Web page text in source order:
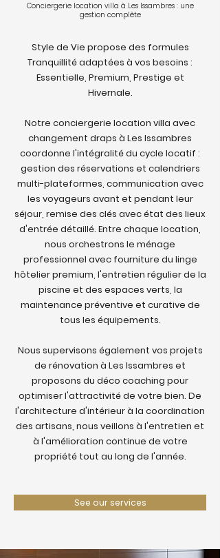
Conciergerie location villa à Les Issambres : une
gestion complète
Style de Vie propose des formules
Tranquillité adaptées à vos besoins :
Essentielle, Premium, Prestige et
Hivernale.
Notre conciergerie location villa avec
changement draps à Les Issambres
coordonne l'intégralité du cycle locatif :
gestion des réservations et calendriers
multi-plateformes, communication avec
les voyageurs avant et pendant leur
séjour, remise des clés avec état des lieux
d'entrée détaillé. Entre chaque location,
nous orchestrons le ménage
professionnel avec fourniture du linge
hôtelier premium, l'entretien régulier de la
piscine et des espaces verts, la
maintenance préventive et curative de
tous les équipements.
Nous supervisons également vos projets
de rénovation à Les Issambres et
proposons du déco coaching pour
optimiser l'attractivité de votre bien. De
l'architecture d'intérieur à la coordination
des artisans, nous veillons à l'entretien et
à l'amélioration continue de votre
propriété tout au long de l'année.
See our services